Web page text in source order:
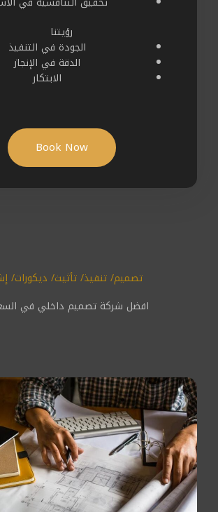
رؤيتنا
الجودة في التنفيذ
الدقة في الإنجاز
الابتكار
Book Now
تصميم/ تنفيذ/ تأثيث/ ديكورات/
افضل شركة تصميم داخلي في